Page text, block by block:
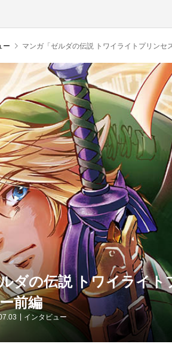
ー マンガ「ゼルダの伝説 トワイライトプリンセ
ダの伝説 トワイライト
前編
インタビュー